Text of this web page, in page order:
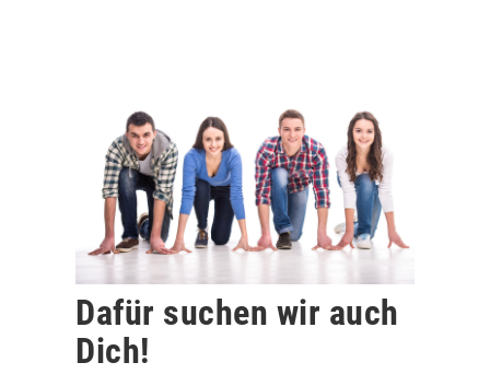
Dafür suchen wir auch
Dich!